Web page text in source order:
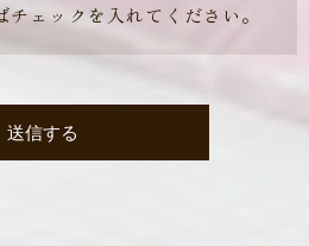
ェックを入れてください。